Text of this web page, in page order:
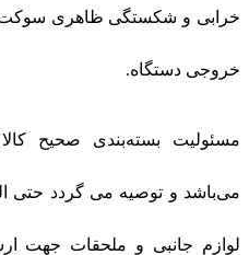
خرابی و شكستگی ظاهری
خروجی دستگاه.
مسئولیت بسته‌بندی صحیح
می‌باشد و توصیه می گردد حتی
لوازم جانبی و ملحقات جهت